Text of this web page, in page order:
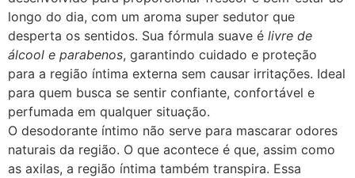
longo do dia, com um aroma super sedutor que
desperta os sentidos. Sua fórmula suave é livre de
álcool e parabenos, garantindo cuidado e proteção
para a região íntima externa sem causar irritações. Ideal
para quem busca se sentir confiante, confortável e
perfumada em qualquer situação.
O desodorante íntimo não serve para mascarar odores
naturais da região. O que acontece é que, assim como
as axilas, a região íntima também transpira. Essa